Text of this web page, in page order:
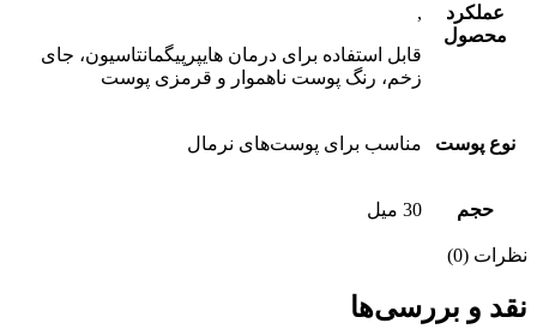
عملکرد
محصول
,
قابل استفاده برای درمان هایپرپیگمانتاسیون، جای
زخم، رنگ پوست ناهموار و قرمزی پوست
نوع پوست مناسب برای پوست‌های نرمال
حجم 30 میل
نظرات (0)
نقد و بررسی‌ها